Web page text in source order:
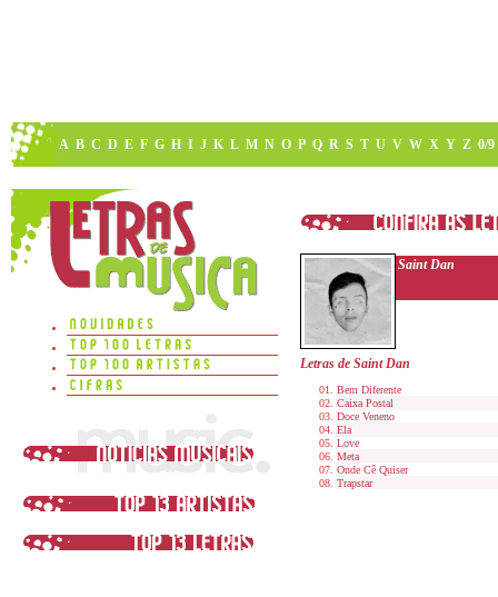
A B C D E F G H I J K L M N O P Q R S T U V W X Y Z 0/9
Saint Dan
Letras de Saint Dan
Bem Diferente
Caixa Postal
Doce Veneno
Ela
Love
Meta
Onde Cê Quiser
Trapstar